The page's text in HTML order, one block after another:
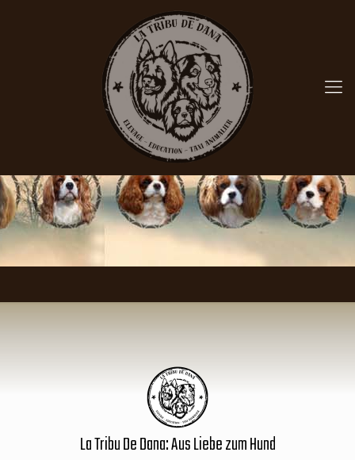
La Tribu De Dana: Aus Liebe zum Hund